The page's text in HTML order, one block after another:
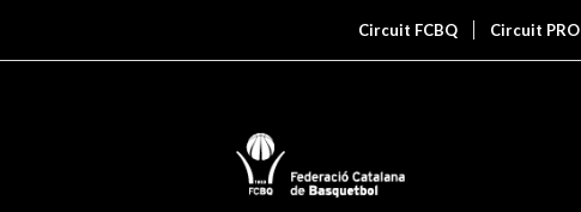
Circuit FCBQ Circuit PRO